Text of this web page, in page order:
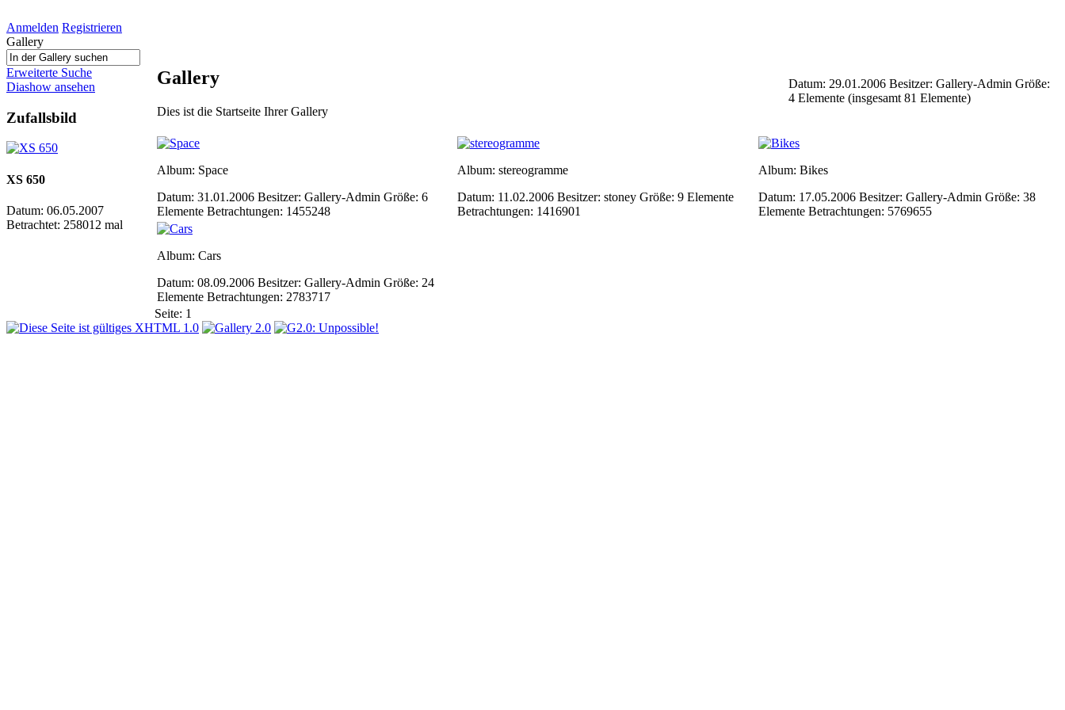
Anmelden Registrieren
Gallery
Erweiterte Suche
Diashow ansehen
Zufallsbild
XS 650
Datum: 06.05.2007
Betrachtet: 258012 mal
Gallery
Dies ist die Startseite Ihrer Gallery
Datum: 29.01.2006 Besitzer: Gallery-Admin Größe:
4 Elemente (insgesamt 81 Elemente)
Album: Space
Datum: 31.01.2006 Besitzer: Gallery-Admin Größe: 6
Elemente Betrachtungen: 1455248
Album: stereogramme
Datum: 11.02.2006 Besitzer: stoney Größe: 9 Elemente
Betrachtungen: 1416901
Album: Bikes
Datum: 17.05.2006 Besitzer: Gallery-Admin Größe: 38
Elemente Betrachtungen: 5769655
Album: Cars
Datum: 08.09.2006 Besitzer: Gallery-Admin Größe: 24
Elemente Betrachtungen: 2783717
Seite: 1